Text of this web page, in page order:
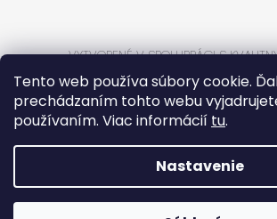
Tento web používa súbory cookie.
prechádzaním tohto webu
používaním. Viac informácií tu.
Nastavenie
VYTVORENÉ V SPOLUPRÁCI S
VYTVORENÉ V SPOLUPRÁCI S
VYTVORIL SHOPTET
BONTECSHOP. VŠETKY
*** PARTNER PRE STAVEBNÉ